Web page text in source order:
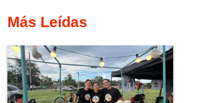
Más Leídas